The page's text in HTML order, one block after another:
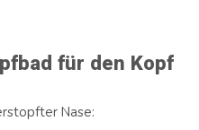
für den Kopf
Nase: